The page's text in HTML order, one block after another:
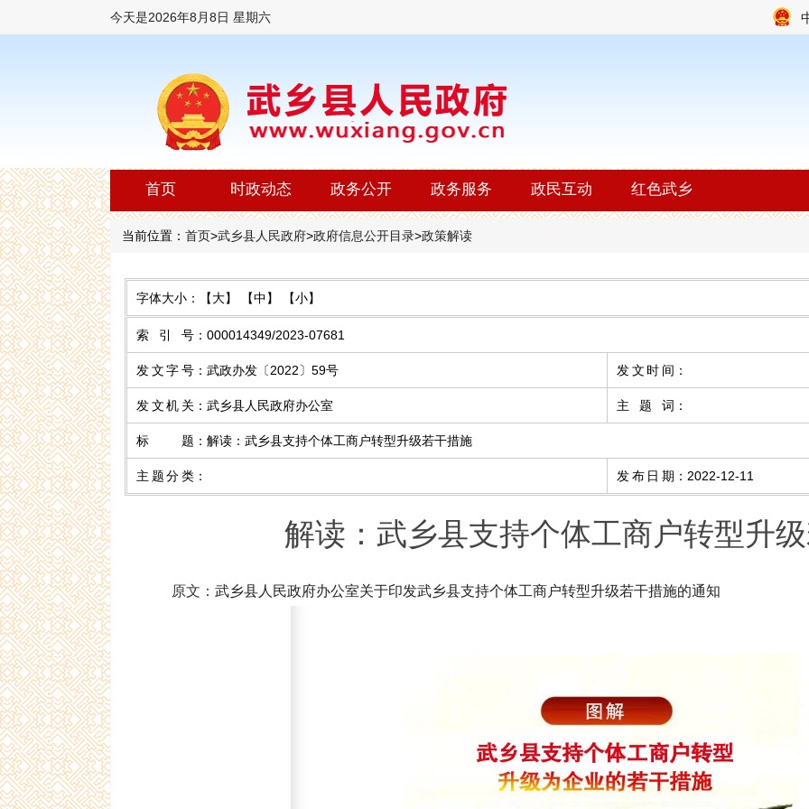
今天是2026年8月8日 星期六
首页 时政动态 政务公开 政务服务 政民互动 红色武乡
当前位置： 首页>武乡县人民政府>政府信息公开目录>政策解读
字体大小： 【大】 【中】 【小】
索 引 号 ： 000014349/2023-07681
发文字号 ： 武政办发〔2022〕59号 发文时间 ：
发文机关 ： 武乡县人民政府办公室 主 题 词 ：
标 题 ： 解读：武乡县支持个体工商户转型升级若干措施
主题分类 ： 发布日期 ： 2022-12-11
解读：武乡县支持个体工商户转型升
原文： 武乡县人民政府办公室关于印发武乡县支持个体工商户转型升级若干措施的通知